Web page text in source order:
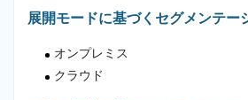
展開モードに基づくセグメンテー
オンプレミス
クラウド